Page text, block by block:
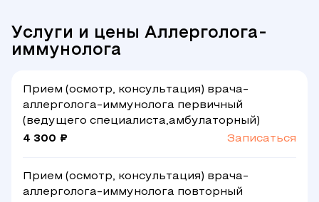
Услуги и цены Аллерголога-
иммунолога
Прием (осмотр, консультация) врача-
аллерголога-иммунолога первичный
(ведущего специалиста,амбулаторный)
4 300 ₽
Записаться
Прием (осмотр, консультация) врача-
аллерголога-иммунолога повторный